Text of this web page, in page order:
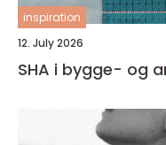
inspiration
12. July 2026
SHA i bygge- og